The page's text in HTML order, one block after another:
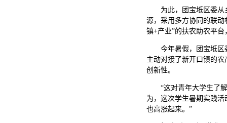
为此，团宝坻区委
源，采用多方协同的联
镇+产业”的扶农助农平
今年暑假，团宝坻
主动对接了新开口镇的
创新性。
“这对青年大学生了
为，这次学生暑期实践
也高涨起来。”